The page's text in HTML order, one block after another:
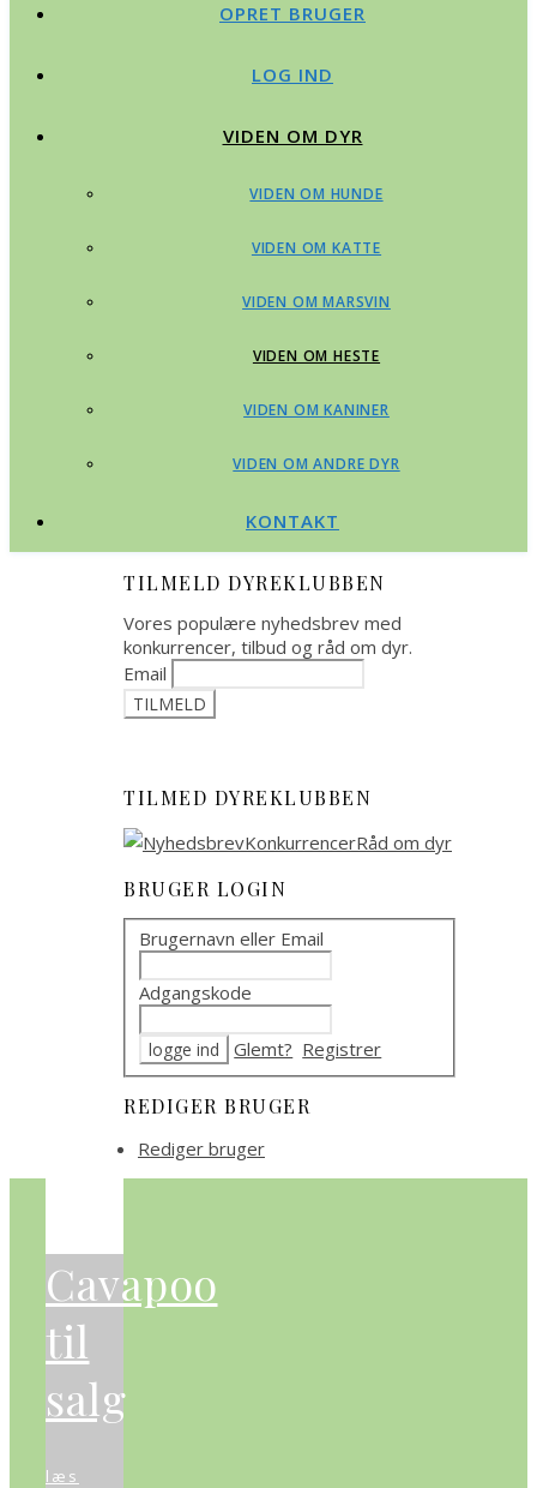
OPRET BRUGER
LOG IND
VIDEN OM DYR
VIDEN OM HUNDE
VIDEN OM KATTE
VIDEN OM MARSVIN
VIDEN OM HESTE
VIDEN OM KANINER
VIDEN OM ANDRE DYR
KONTAKT
Cavapoo
til
salg
læs
TILMELD DYREKLUBBEN
Vores populære nyhedsbrev med
konkurrencer, tilbud og råd om dyr.
Email
TILMED DYREKLUBBEN
BRUGER LOGIN
Brugernavn eller Email
Adgangskode
Glemt? Registrer
REDIGER BRUGER
Rediger bruger